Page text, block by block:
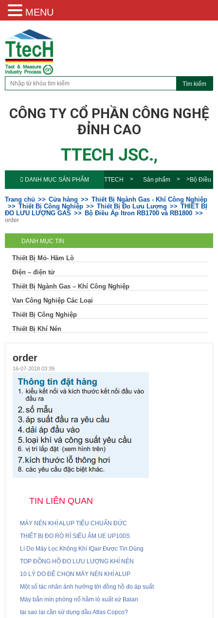
CÔNG TY CỔ PHẦN CÔNG NGHỆ
ĐỈNH CAO
TTECH JSC.,
DANH MỤC SẢN PHẨM TTECH Sản phẩm Bộ Điều
Áp Itron RB1700 và
RB1800 order
Trang chủ Cửa hàng
Thiết Bị Ngành Gas - Khí Công Nghiệp
Thiết Bị Công Nghiệp
Thiết Bị Đo Lưu Lượng
THIẾT BỊ
ĐO LƯU LƯỢNG GAS
Bộ Điều Áp Itron RB1700 và RB1800
order
DANH MỤC TIN
Thiết Bị Mỏ- Hầm Lò
Điện – điện tử
Thiết Bị Ngành Gas – Khí Công Nghiệp
Van Công Nghiệp Các Loại
Thiết Bị Công Nghiệp
Thiết Bị Khí Nén
order
16-07-2018 03:39
TIN LIÊN QUAN
MÁY NÉN KHÍ ALUP TIÊU CHUẨN ĐỨC
THIẾT BỊ ĐO RÒ RỈ SIÊU ÂM UE UP100S
Lí Do Máy Lọc Không Khí IQair Được Tin Dùng
TOP ĐỒNG HỒ ĐO LƯU LƯỢNG KHÍ NÉN
10 LÝ DO ĐỂ CHỌN MÁY NÉN KHÍ ALUP
Một số tác nhân ảnh hưởng tới đồng hồ đo áp suất
Máy bắn mìn phòng nổ hầm lò xuất xứ Balan
tại sao lại cần sử dụng dầu Atlas Copco?
MENU